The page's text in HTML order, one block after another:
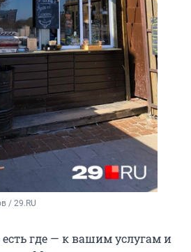
/ 29.RU
где — к вашим услугам и